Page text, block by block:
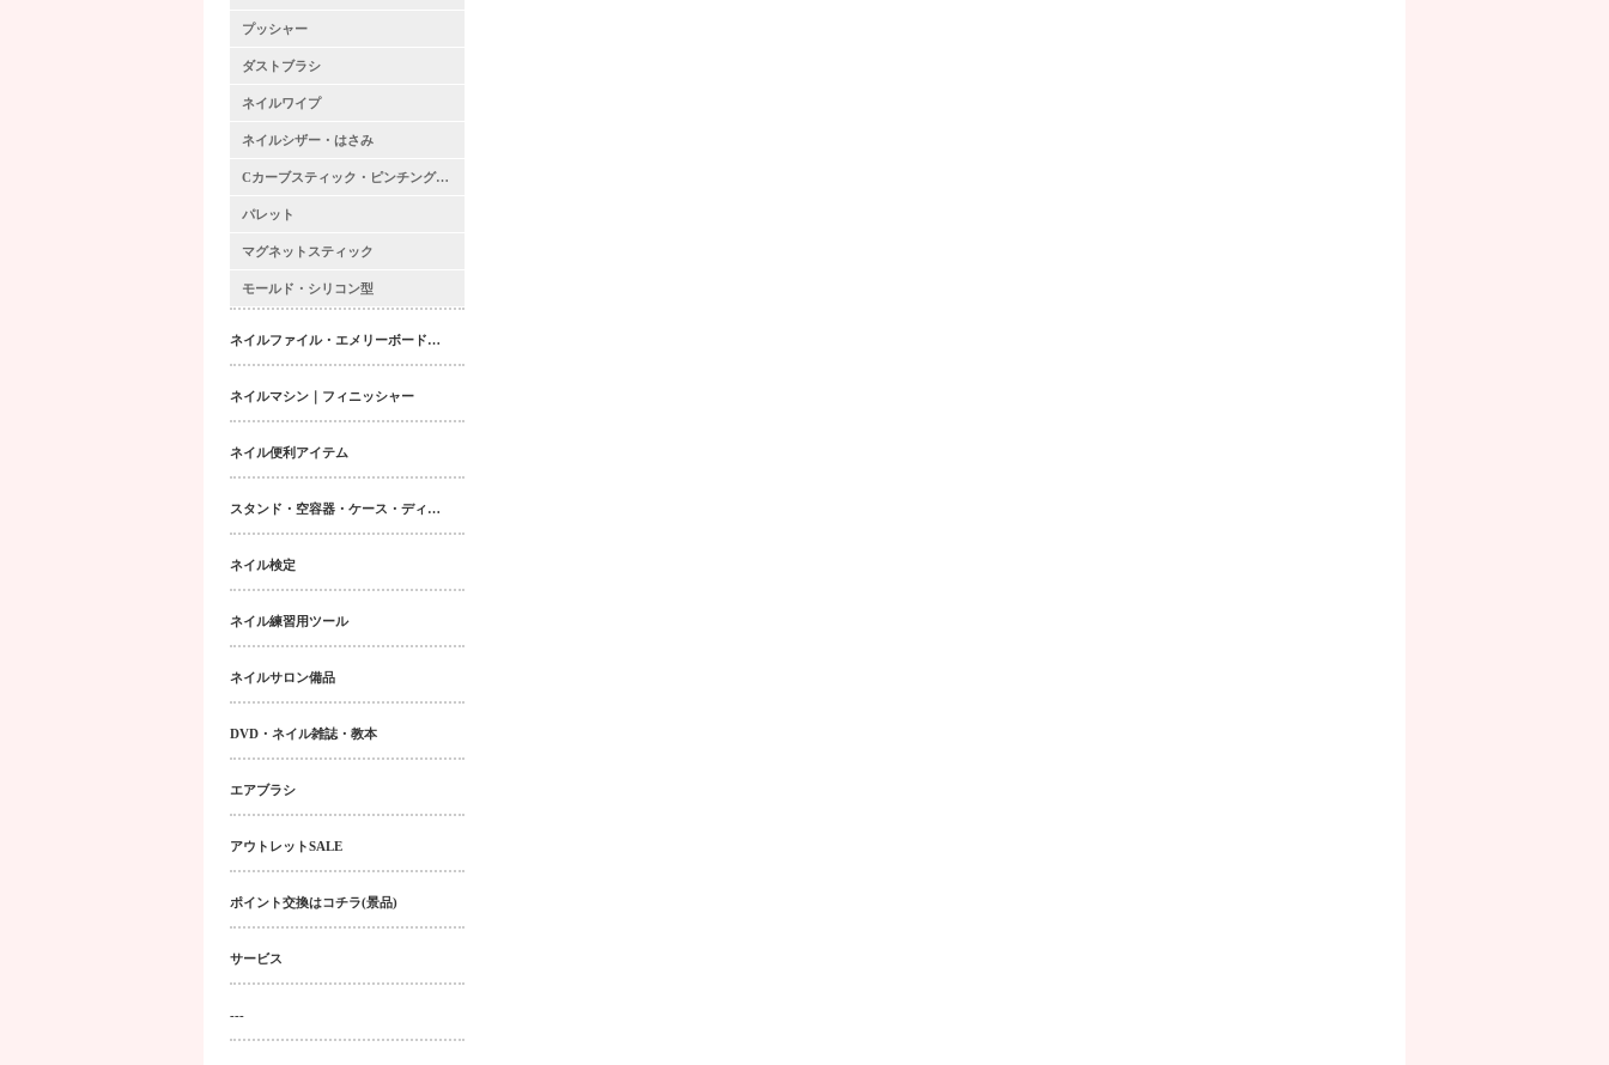
プッシャー
ダストブラシ
ネイルワイプ
ネイルシザー・はさみ
Cカーブスティック・ピンチングスティック・ロッド
パレット
マグネットスティック
モールド・シリコン型
ネイルファイル・エメリーボード・シャイナー
ネイルマシン｜フィニッシャー
ネイル便利アイテム
スタンド・空容器・ケース・ディスペンサー類
ネイル検定
ネイル練習用ツール
ネイルサロン備品
DVD・ネイル雑誌・教本
エアブラシ
アウトレットSALE
ポイント交換はコチラ(景品)
サービス
---